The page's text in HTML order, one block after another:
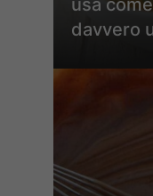
usa
davvero